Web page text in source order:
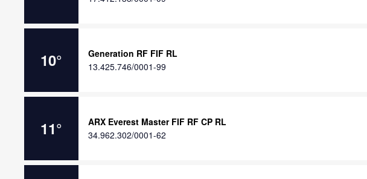
10°
Generation RF FIF RL
13.425.746/0001-99
11°
ARX Everest Master FIF RF CP RL
34.962.302/0001-62